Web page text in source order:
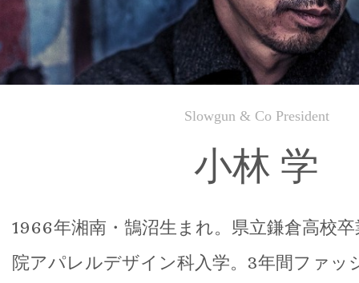
Slowgun & Co President
小林 学
1966年湘南・鵠沼生まれ。県立鎌倉高校
院アパレルデザイン科入学。3年間ファッ